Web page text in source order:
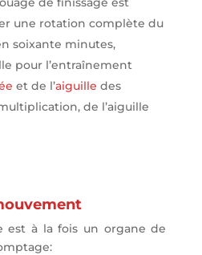
une rotation complète du
soixante minutes,
pour l’entraînement
et de l’aiguille des
de l’aiguille
est à la fois un organe de